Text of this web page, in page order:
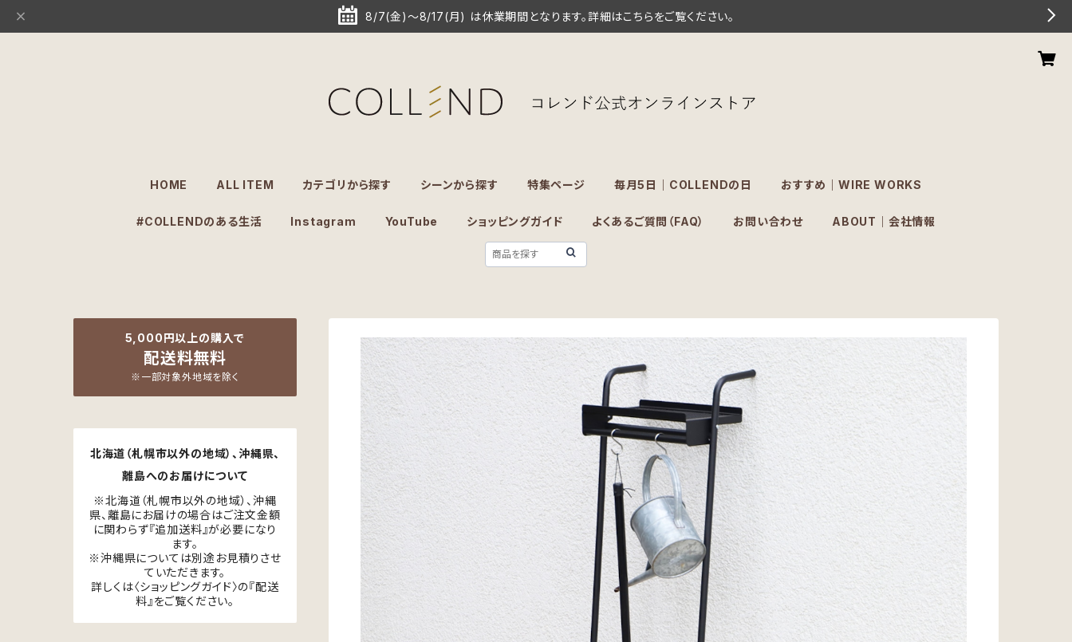
8/7(金)～8/17(月) は休業期間となります。詳細はこちらをご覧ください。
HOME ALL ITEM カテゴリから探す シーンから探す 特集ページ 毎月5日｜COLLENDの日 おすすめ｜WIRE WORKS
#COLLENDのある生活 Instagram YouTube ショッピングガイド よくあるご質問（FAQ） お問い合わせ ABOUT｜会社情報
5,000円以上の購入で
配送料無料
※一部対象外地域を除く
北海道（札幌市以外の地域）、沖縄県、
離島へのお届けについて
※北海道（札幌市以外の地域）、沖縄
県、離島にお届けの場合はご注文金額
に関わらず『追加送料』が必要になり
ます。
※沖縄県については別途お見積りさせ
ていただきます。
詳しくは〈ショッピングガイド〉の『配送
料』をご覧ください。